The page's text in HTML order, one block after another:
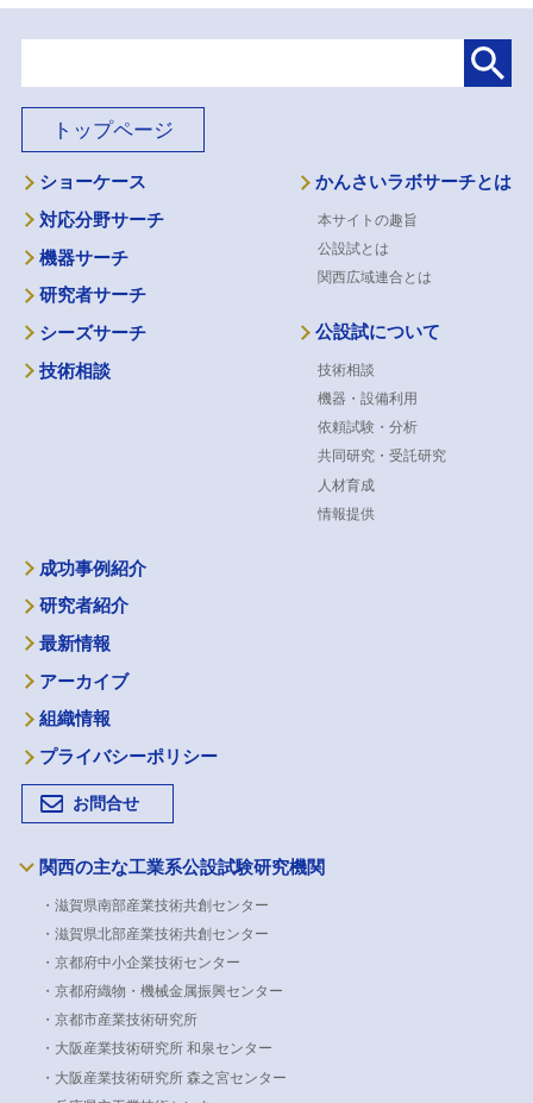
トップページ
ショーケース
対応分野サーチ
機器サーチ
研究者サーチ
シーズサーチ
技術相談
かんさいラボサーチとは
本サイトの趣旨
公設試とは
関西広域連合とは
公設試について
技術相談
機器・設備利用
依頼試験・分析
共同研究・受託研究
人材育成
情報提供
成功事例紹介
研究者紹介
最新情報
アーカイブ
組織情報
プライバシーポリシー
お問合せ
関西の主な工業系公設試験研究機関
・滋賀県南部産業技術共創センター
・滋賀県北部産業技術共創センター
・京都府中小企業技術センター
・京都府織物・機械金属振興センター
・京都市産業技術研究所
・大阪産業技術研究所 和泉センター
・大阪産業技術研究所 森之宮センター